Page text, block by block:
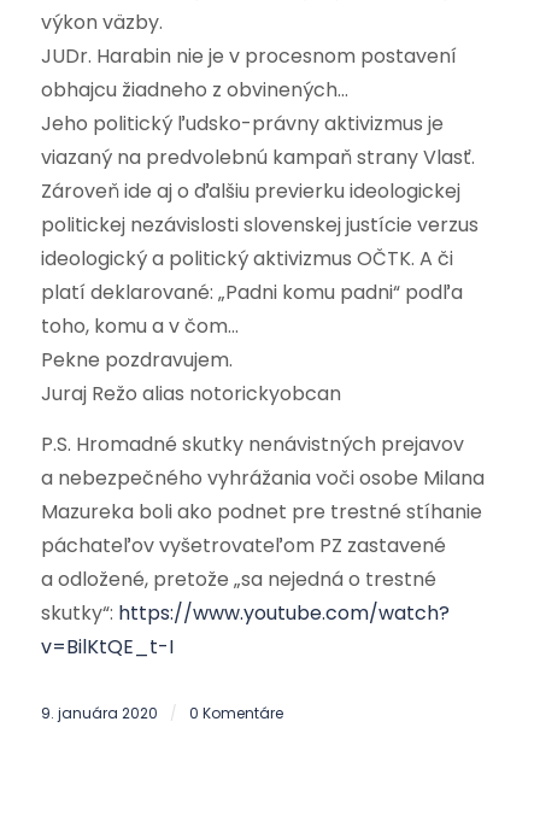
výkon väzby.
JUDr. Harabin nie je v procesnom postavení
obhajcu žiadneho z obvinených…
Jeho politický ľudsko-právny aktivizmus je
viazaný na predvolebnú kampaň strany Vlasť.
Zároveň ide aj o ďalšiu previerku ideologickej
politickej nezávislosti slovenskej justície verzus
ideologický a politický aktivizmus OČTK. A či
platí deklarované: „Padni komu padni“ podľa
toho, komu a v čom…
Pekne pozdravujem.
Juraj Režo alias notorickyobcan
P.S. Hromadné skutky nenávistných prejavov
a nebezpečného vyhrážania voči osobe Milana
Mazureka boli ako podnet pre trestné stíhanie
páchateľov vyšetrovateľom PZ zastavené
a odložené, pretože „sa nejedná o trestné
skutky“: https://www.youtube.com/watch?
v=BilKtQE_t-I
9. januára 2020 / 0 Komentáre